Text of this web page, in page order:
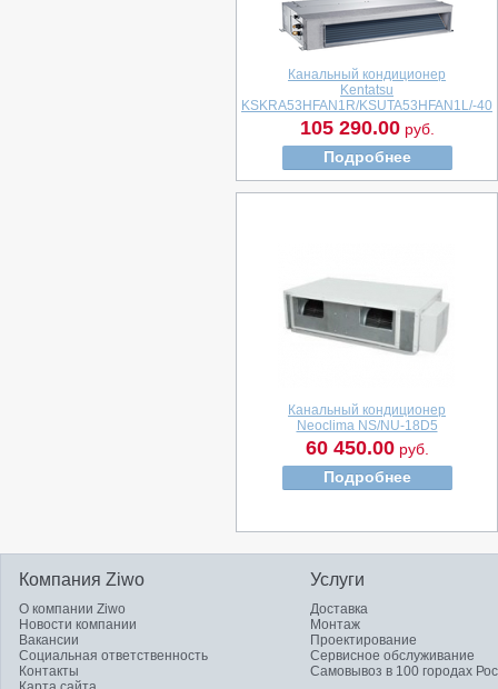
Канальный кондиционер
Kentatsu
KSKRA53HFAN1R/KSUTA53HFAN1L/-40
105 290.00руб.
Подробнее
Канальный кондиционер
Neoclima NS/NU-18D5
60 450.00руб.
Подробнее
Компания Ziwo
О компании Ziwo
Новости компании
Вакансии
Социальная ответственность
Контакты
Услуги
Доставка
Монтаж
Проектирование
Сервисное обслуживание
Самовывоз в 100 городах